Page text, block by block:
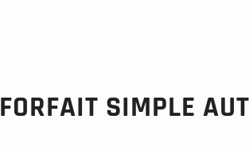
FORFAIT SIMPLE